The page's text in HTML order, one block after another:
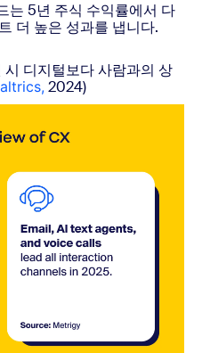
는 5년 주식 수익률에서 다
더 높은 성과를 냅니다.
디지털보다 사람과의 상
2024)